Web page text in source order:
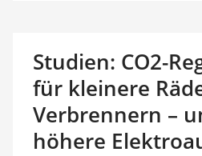
Studien: CO2-
für kleinere
Verbrennern –
höhere